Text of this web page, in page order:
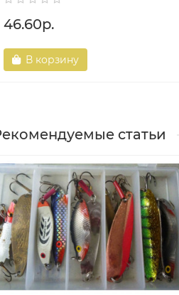
46.60р.
В корзину
статьи